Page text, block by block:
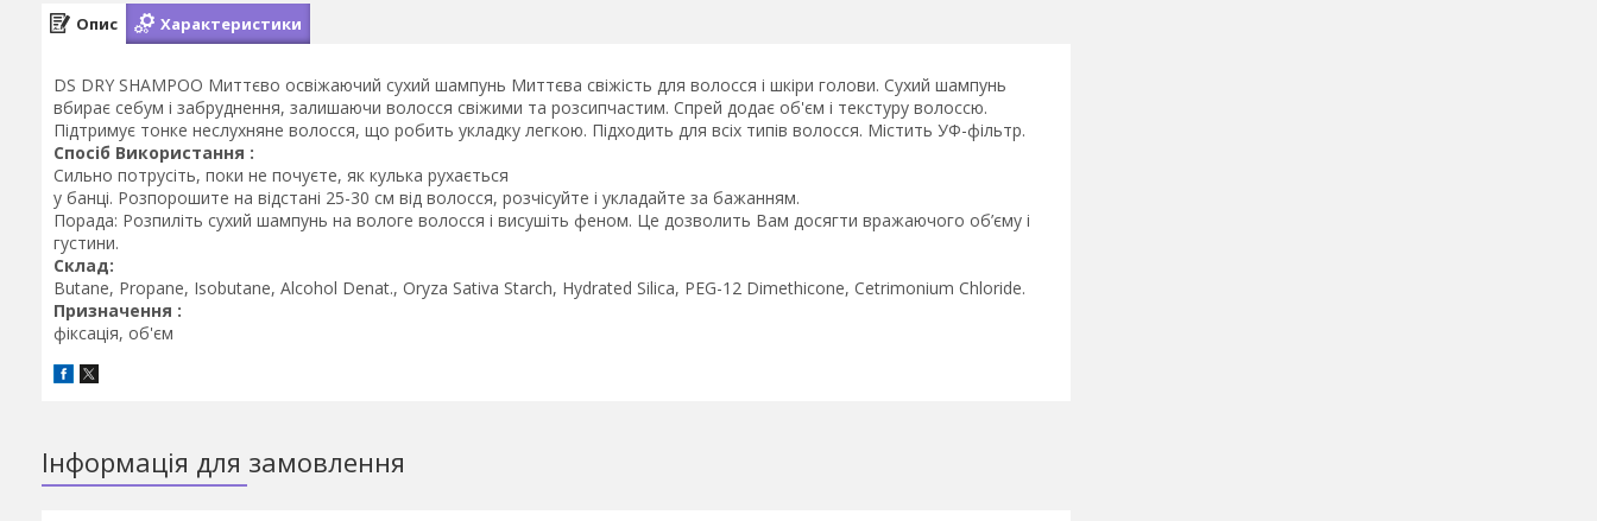
Опис Характеристики
DS DRY SHAMPOO Миттєво освіжаючий сухий шампунь Миттєва свіжість для волосся і шкіри голови. Сухий шампунь
вбирає себум і забруднення, залишаючи волосся свіжими та розсипчастим. Спрей додає об'єм і текстуру волоссю.
Підтримує тонке неслухняне волосся, що робить укладку легкою. Підходить для всіх типів волосся. Містить УФ-фільтр.
Спосіб Використання :
Сильно потрусіть, поки не почуєте, як кулька рухається
у банці. Розпорошите на відстані 25-30 см від волосся, розчісуйте і укладайте за бажанням.
Порада: Розпиліть сухий шампунь на вологе волосся і висушіть феном. Це дозволить Вам досягти вражаючого об’єму і
густини.
Склад:
Butane, Propane, Isobutane, Alcohol Denat., Oryza Sativa Starch, Hydrated Silica, PEG-12 Dimethicone, Cetrimonium Chloride.
Призначення :
фіксація, об'єм
Інформація для замовлення